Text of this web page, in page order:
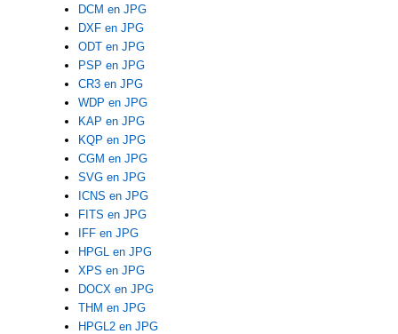
DCM en JPG
DXF en JPG
ODT en JPG
PSP en JPG
CR3 en JPG
WDP en JPG
KAP en JPG
KQP en JPG
CGM en JPG
SVG en JPG
ICNS en JPG
FITS en JPG
IFF en JPG
HPGL en JPG
XPS en JPG
DOCX en JPG
THM en JPG
HPGL2 en JPG